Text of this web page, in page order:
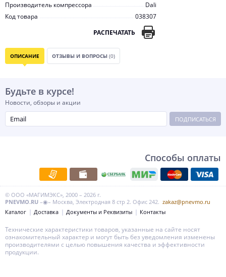
Производитель компрессора
Dali
Код товара
038307
РАСПЕЧАТАТЬ
ОПИСАНИЕ ОТЗЫВЫ И ВОПРОСЫ (0)
Будьте в курсе!
Новости, обзоры и акции
ПОДПИСАТЬСЯ
Способы оплаты
© ООО «МАГИМЭКС», 2000 – 2026 г.
PNEVMO.RU –◉– Москва, Электродная 8 стр 2. Офис 242. zakaz@pnevmo.ru
Каталог
Доставка Документы и Реквизиты Контакты
Технические характеристики товаров, указанные на сайте носят
ознакомительный характер и могут быть без уведомления изменены
производителями с целью повышения качества и эффективности
продукции.